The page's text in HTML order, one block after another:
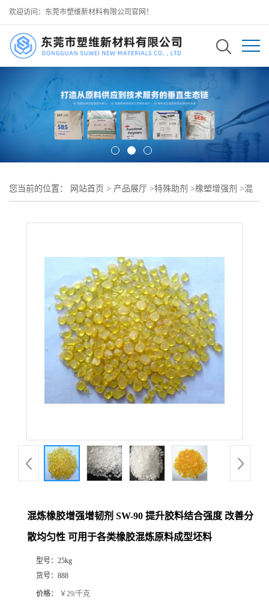
欢迎访问：东莞市塑维新材料有限公司官网！
您当前的位置： 网站首页 > 产品展厅 >特殊助剂 >橡塑增强剂 >混
混炼橡胶增强增韧剂 SW-90 提升胶料结合强度 改善分
散均匀性 可用于各类橡胶混炼原料成型坯料
型号： 25kg
货号： 888
价格： ￥29/千克